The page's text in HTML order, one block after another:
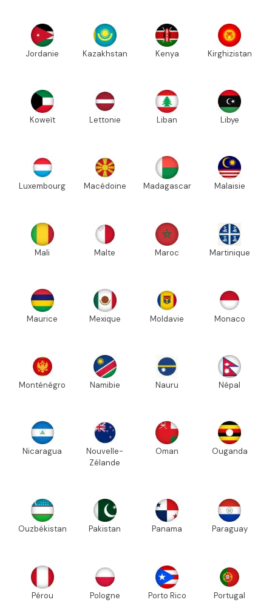
Jordanie Kazakhstan Kenya Kirghizistan
Koweït Lettonie Liban Libye
Luxembourg Macédoine Madagascar Malaisie
Mali Malte Maroc Martinique
Maurice Mexique Moldavie Monaco
Monténégro Namibie Nauru Népal
Nicaragua
Nouvelle-
Zélande
Oman Ouganda
Ouzbékistan Pakistan Panama Paraguay
Pérou Pologne Porto Rico Portugal